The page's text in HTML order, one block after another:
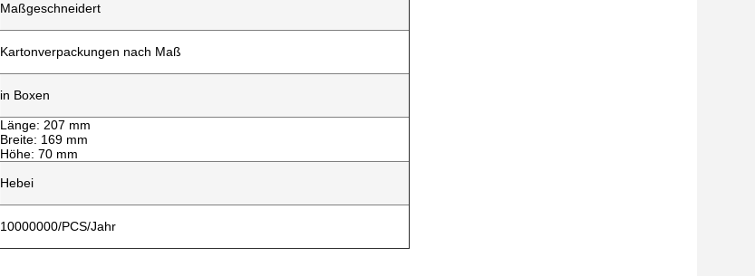
Maßgeschneidert
Kartonverpackungen nach Maß
in Boxen
Länge: 207 mm
Breite: 169 mm
Höhe: 70 mm
Hebei
10000000/PCS/Jahr